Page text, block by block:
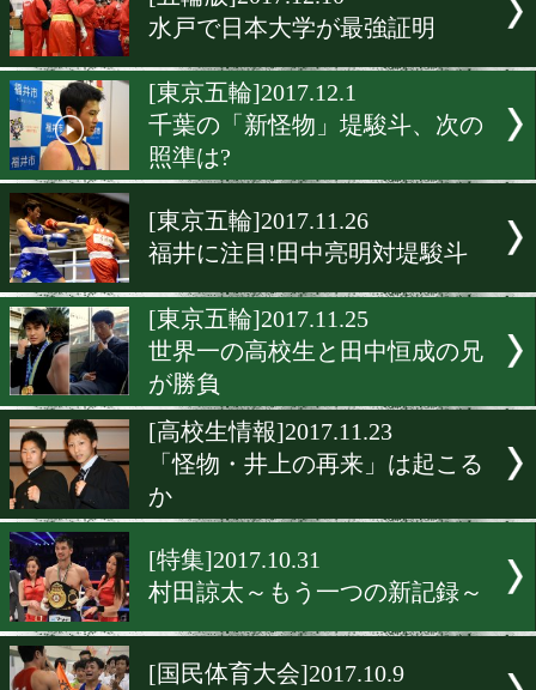
▶ 新着 KO KiNG ダイエット 女子情報
[五輪版]2017.12.10
水戸で日本大学が最強証明
[東京五輪]2017.12.1
千葉の「新怪物」堤駿斗、
照準は?
[東京五輪]2017.11.26
福井に注目!田中亮明対堤
が勝負
[高校生情報]2017.11.23
「怪物・井上の再来」は起